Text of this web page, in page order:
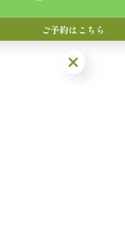
ご予約はこちら
ご予約はこちら